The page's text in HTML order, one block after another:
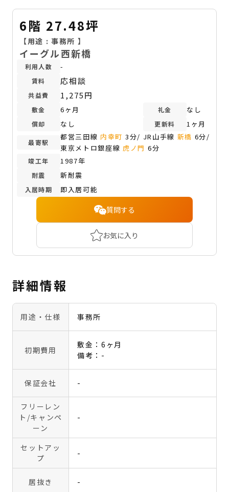
6階 27.48坪
【用途 :事務所 】
イーグル西新橋
利用人数 -
賃料 応相談
共益費 1,275円
敷金 6ヶ月 礼金 なし
償却 なし 更新料 1ヶ月
最寄駅
都営三田線 内幸町 3分/ JR山手線 新橋 6分/
東京メトロ銀座線虎ノ門 6分
竣工年 1987年
耐震 新耐震
入居時期 即入居可能
質問する
お気に入り
詳細情報
用途・仕様 事務所
初期費用
敷金：6ヶ月
備考：-
保証会社 -
フリーレン
ト /キャンペ
ーン
-
セットアッ
プ
-
居抜き -